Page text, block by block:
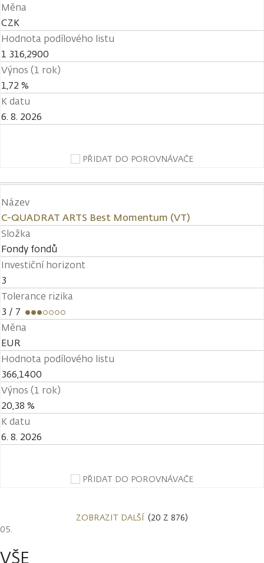
Měna
CZK
Hodnota podílového listu
1 316,2900
Výnos (1 rok)
1,72 %
K datu
6. 8. 2026
PŘIDAT DO POROVNÁVAČE
Název
C-QUADRAT ARTS Best Momentum (VT)
Složka
Fondy fondů
Investiční horizont
3
Tolerance rizika
3 / 7
Měna
EUR
Hodnota podílového listu
366,1400
Výnos (1 rok)
20,38 %
K datu
6. 8. 2026
PŘIDAT DO POROVNÁVAČE
ZOBRAZIT DALŠÍ (20 Z 876)
VŠE